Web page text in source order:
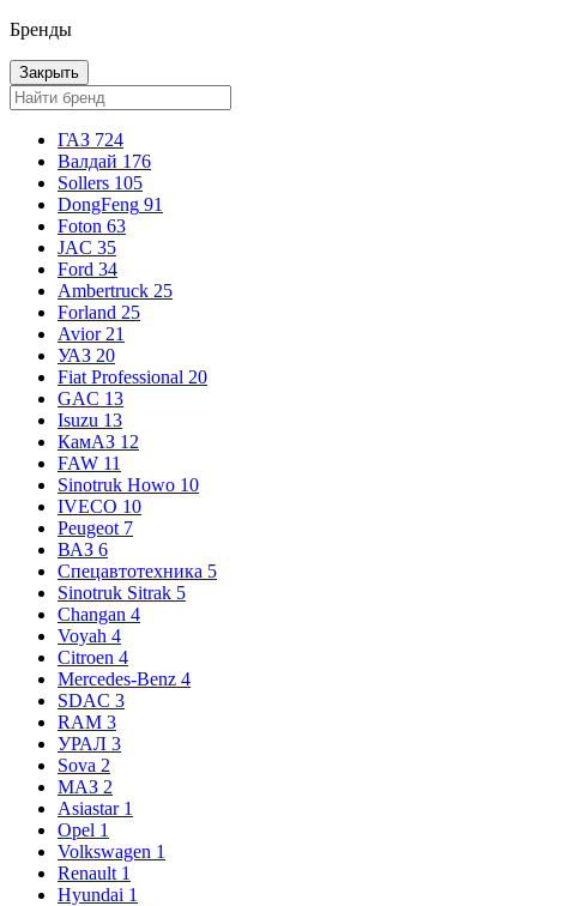
Бренды
Закрыть
ГАЗ 724
Валдай 176
Sollers 105
DongFeng 91
Foton 63
JAC 35
Ford 34
Ambertruck 25
Forland 25
Avior 21
УАЗ 20
Fiat Professional 20
GAC 13
Isuzu 13
КамАЗ 12
FAW 11
Sinotruk Howo 10
IVECO 10
Peugeot 7
ВАЗ 6
Спецавтотехника 5
Sinotruk Sitrak 5
Changan 4
Voyah 4
Citroen 4
Mercedes-Benz 4
SDAC 3
RAM 3
УРАЛ 3
Sova 2
МАЗ 2
Asiastar 1
Opel 1
Volkswagen 1
Renault 1
Hyundai 1